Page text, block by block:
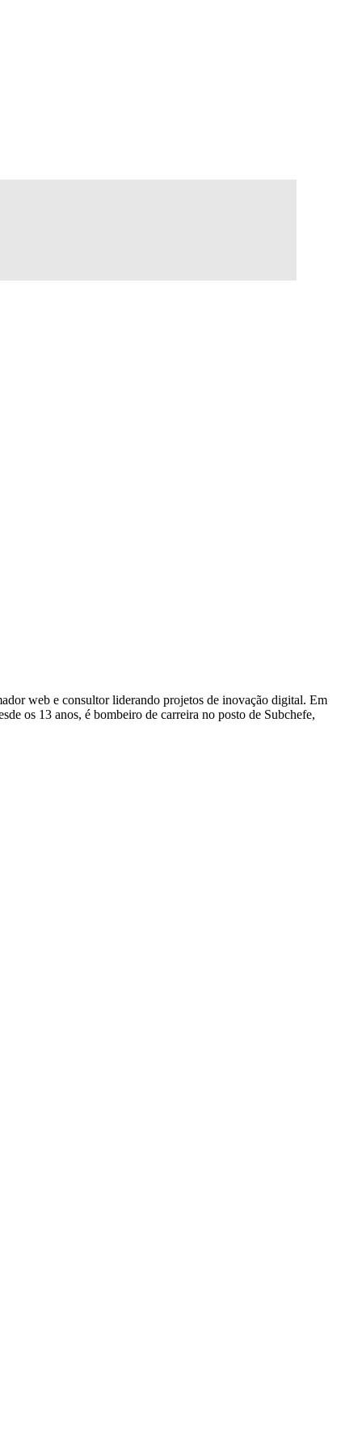
web e consultor liderando projetos de inovação digital. Em
os 13 anos, é bombeiro de carreira no posto de Subchefe,